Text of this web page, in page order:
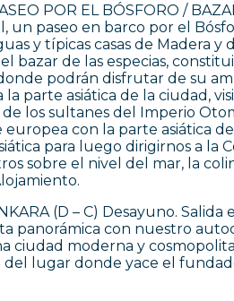
POR EL BÓSFORO /
un paseo en barco por el
y típicas casas de Madera
bazar de las especias,
podrán disfrutar de su
la parte asiática de la ciudad,
de los sultanes del Imperio
con la parte asiática
para luego dirigirnos a la
sobre el nivel del mar, la
(D – C) Desayuno.
panorámica con nuestro
ciudad moderna y
del lugar donde yace el